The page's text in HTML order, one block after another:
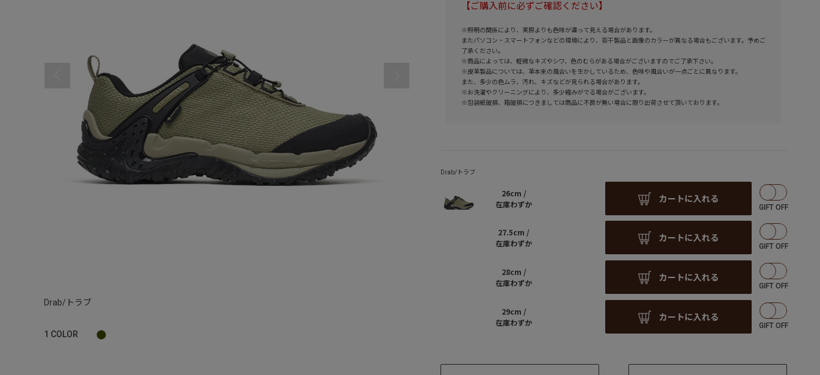
Drab/トラブ
1 COLOR
【ご購入前に必ずご確認ください】
※照明の関係により、実際よりも色味が違って見える場合があります。
またパソコン・スマートフォンなどの環境により、若干製品と画像のカラーが異なる場合もございます。予めご
了承ください。
※商品によっては、軽微なキズやシワ、色のむらがある場合がございますのでご了承下さい。
※皮革製品については、革本来の風合いを生かしているため、色味や風合いが一点ごとに異なります。
また、多少の色ムラ、汚れ、キズなどが見られる場合があります。
※お洗濯やクリーニングにより、多少縮みがでる場合がございます。
※包装紙破損、箱破損につきましては商品に不良が無い場合に限り出荷させて頂いております。
26cm /
在庫わずか
カートに入れる
27.5cm /
在庫わずか
カートに入れる
28cm /
在庫わずか
カートに入れる
29cm /
在庫わずか
カートに入れる